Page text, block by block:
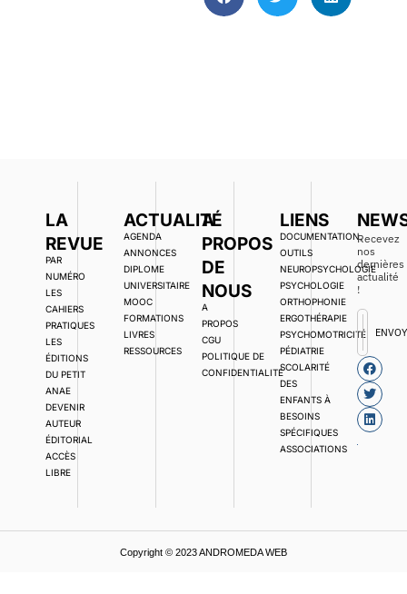
LA
REVUE
PAR
NUMÉRO
LES
CAHIERS
PRATIQUES
LES
ÉDITIONS
DU PETIT
ANAE
DEVENIR
AUTEUR
ÉDITORIAL
ACCÈS
LIBRE
ACTUALITÉ
AGENDA
ANNONCES
DIPLOME
UNIVERSITAIRE
MOOC
FORMATIONS
LIVRES
RESSOURCES
A
PROPOS
DE
NOUS
A
PROPOS
CGU
POLITIQUE DE
CONFIDENTIALITÉ
LIENS
DOCUMENTATION,
OUTILS
NEUROPSYCHOLOGIE
PSYCHOLOGIE
ORTHOPHONIE
ERGOTHÉRAPIE
PSYCHOMOTRICITÉ
PÉDIATRIE
SCOLARITÉ
DES
ENFANTS À
BESOINS
SPÉCIFIQUES
ASSOCIATIONS
Recevez
nos
dernières
actualité
!
Copyright © 2023 ANDROMEDA WEB